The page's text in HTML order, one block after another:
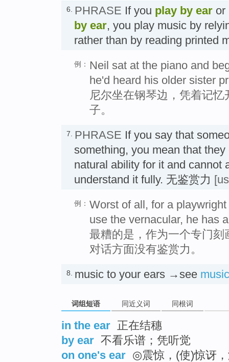
6. PHRASE If you play by ear or
by ear, you play music by
rather than by reading printed
例： Neil sat at the piano and
he'd heard his older sister
尼尔坐在钢琴边，凭着记
子。
7. PHRASE If you say that
something, you mean that
natural ability for it and cannot
understand it fully. 无鉴赏力
例： Worst of all, for a
use the vernacular, he has
最糟的是，作为一个专门
对话方面没有鉴赏力。
8. music to your ears →see music
词组短语 同近义词 同根词
in the ear 正在结穗
by ear 不看乐谱；凭听觉
on one's ear ◎震惊，(使)惊讶